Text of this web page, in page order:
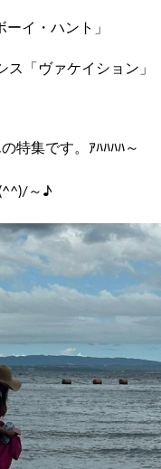
イ・ハント」
ス「 ヴァケイション」
特集です。ｱﾊﾊﾊﾊ～
～♪